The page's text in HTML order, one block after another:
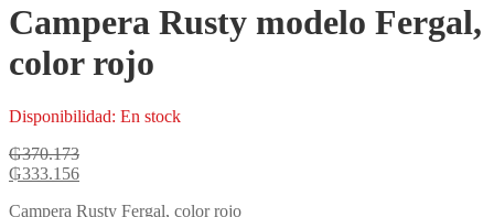
Campera Rusty modelo Fergal,
color rojo
Disponibilidad: En stock
₲370.173
₲333.156
Campera Rusty Fergal, color rojo